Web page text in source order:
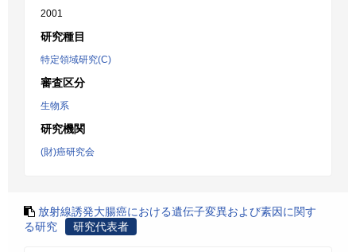
2001
研究種目
特定領域研究(C)
審査区分
生物系
研究機関
(財)癌研究会
放射線誘発大腸癌における遺伝子変異および素因に関す
る研究
研究代表者